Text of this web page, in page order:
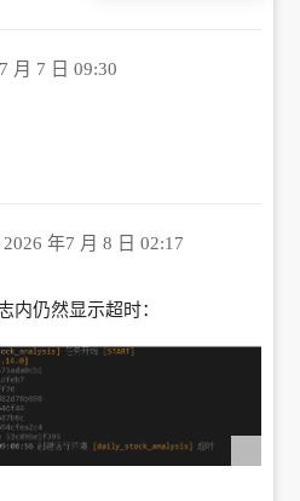
月 7 日 09:30
2026 年7 月 8 日 02:17
内仍然显示超时：